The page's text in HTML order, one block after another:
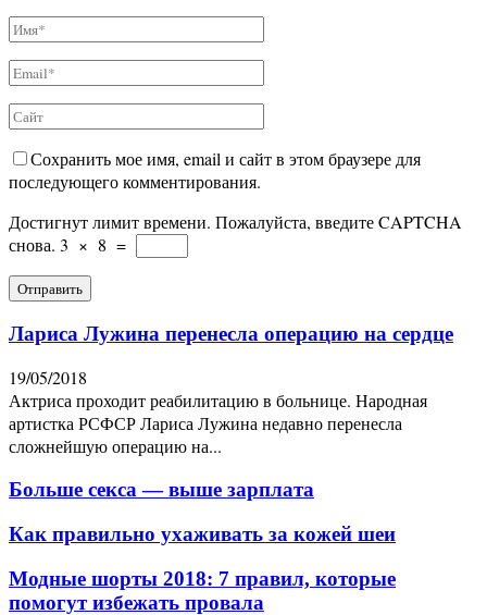
Сохранить мое имя, email и сайт в этом браузере для
последующего комментирования.
Достигнут лимит времени. Пожалуйста, введите CAPTCHA
снова. 3 × 8 =
Лариса Лужина перенесла операцию на сердце
19/05/2018
Актриса проходит реабилитацию в больнице. Народная
артистка РСФСР Лариса Лужина недавно перенесла
сложнейшую операцию на...
Больше секса — выше зарплата
Как правильно ухаживать за кожей шеи
Модные шорты 2018: 7 правил, которые
помогут избежать провала